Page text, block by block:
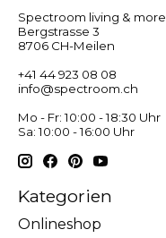
Spectroom living & more
Bergstrasse 3
8706 CH-Meilen
+41 44 923 08 08
info@spectroom.ch
Mo - Fr: 10:00 - 18:30 Uhr
Sa: 10:00 - 16:00 Uhr
Kategorien
Onlineshop